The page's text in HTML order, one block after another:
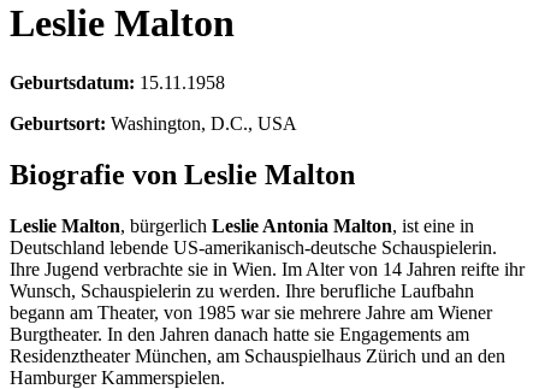
Leslie Malton
Geburtsdatum: 15.11.1958
Geburtsort: Washington, D.C., USA
Biografie von Leslie Malton
Leslie Malton, bürgerlich Leslie Antonia Malton, ist eine in
Deutschland lebende US-amerikanisch-deutsche Schauspielerin.
Ihre Jugend verbrachte sie in Wien. Im Alter von 14 Jahren reifte ihr
Wunsch, Schauspielerin zu werden. Ihre berufliche Laufbahn
begann am Theater, von 1985 war sie mehrere Jahre am Wiener
Burgtheater. In den Jahren danach hatte sie Engagements am
Residenztheater München, am Schauspielhaus Zürich und an den
Hamburger Kammerspielen.